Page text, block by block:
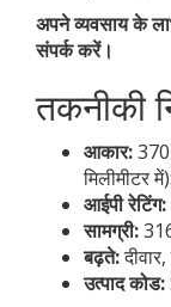
अपने व्यवसाय के
संपर्क करें।
तकनीकी
आकार:
मिलीमीटर में):
आईपी रेटिंग:
सामग्री:
बढ़ते:
उत्पाद कोड: